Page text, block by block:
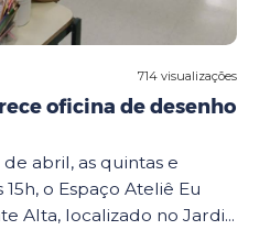
714 visualizações
oficina de desenho
de abril, as quintas e
15h, o Espaço Ateliê Eu
Alta, localizado no Jardi...